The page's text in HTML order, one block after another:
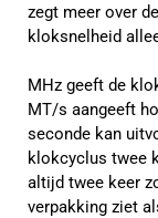
zegt meer over
kloksnelheid
MHz geeft de
MT/s aangeeft
seconde kan
klokcyclus twee
altijd twee keer
verpakking ziet